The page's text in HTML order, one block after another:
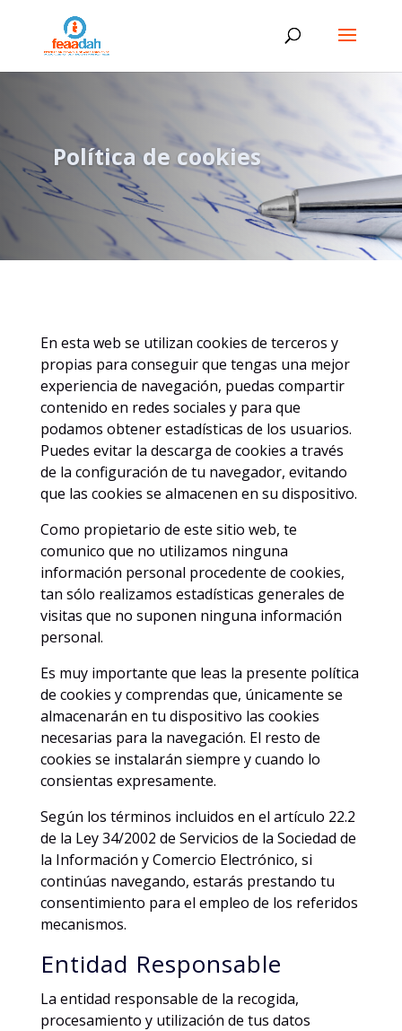
Política de cookies
En esta web se utilizan cookies de terceros y
propias para conseguir que tengas una mejor
experiencia de navegación, puedas compartir
contenido en redes sociales y para que
podamos obtener estadísticas de los usuarios.
Puedes evitar la descarga de cookies a través
de la configuración de tu navegador, evitando
que las cookies se almacenen en su dispositivo.
Como propietario de este sitio web, te
comunico que no utilizamos ninguna
información personal procedente de cookies,
tan sólo realizamos estadísticas generales de
visitas que no suponen ninguna información
personal.
Es muy importante que leas la presente política
de cookies y comprendas que, únicamente se
almacenarán en tu dispositivo las cookies
necesarias para la navegación. El resto de
cookies se instalarán siempre y cuando lo
consientas expresamente.
Según los términos incluidos en el artículo 22.2
de la Ley 34/2002 de Servicios de la Sociedad de
la Información y Comercio Electrónico, si
continúas navegando, estarás prestando tu
consentimiento para el empleo de los referidos
mecanismos.
Entidad Responsable
La entidad responsable de la recogida,
procesamiento y utilización de tus datos